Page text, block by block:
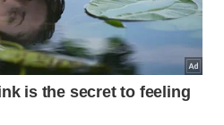
as batatas;
por cima e sirva